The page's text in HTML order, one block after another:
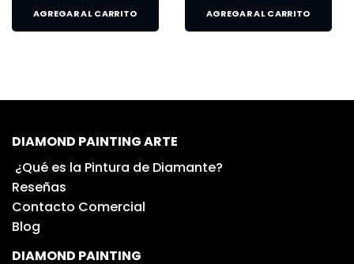
AGREGAR AL CARRITO AGREGAR AL CARRITO
DIAMOND PAINTING ARTE
¿Qué es la Pintura de Diamante?
Reseñas
Contacto Comercial
Blog
DIAMOND PAINTING